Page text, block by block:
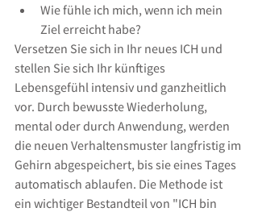
Wie fühle ich mich, wenn ich mein
Ziel erreicht habe?
Versetzen Sie sich in Ihr neues ICH und
stellen Sie sich Ihr künftiges
Lebensgefühl intensiv und ganzheitlich
vor. Durch bewusste Wiederholung,
mental oder durch Anwendung, werden
die neuen Verhaltensmuster langfristig im
Gehirn abgespeichert, bis sie eines Tages
automatisch ablaufen. Die Methode ist
ein wichtiger Bestandteil von "ICH bin